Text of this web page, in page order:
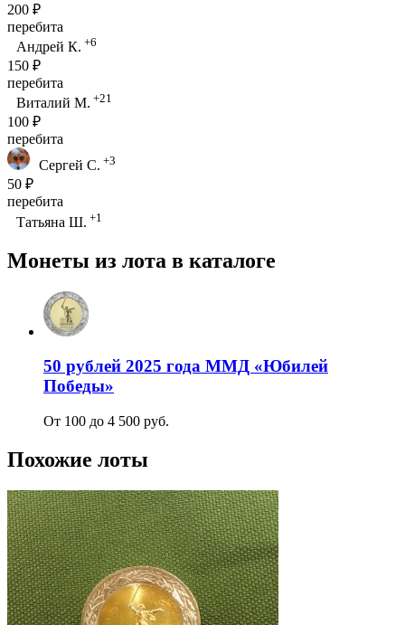
200 ₽
перебита
Андрей К. +6
150 ₽
перебита
Виталий М. +21
100 ₽
перебита
Сергей С. +3
50 ₽
перебита
Татьяна Ш. +1
Монеты из лота в каталоге
50 рублей 2025 года ММД «Юбилей
Победы»
От 100 до 4 500 руб.
Похожие лоты